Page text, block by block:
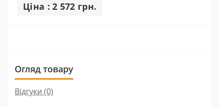
Ціна : 2 572 грн.
Огляд товару
Відгуки (0)